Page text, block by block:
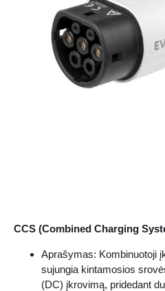
CCS (Combined Charging
Aprašymas: Kombinuotoji
sujungia kintamosios
(DC) įkrovimą, pridedant